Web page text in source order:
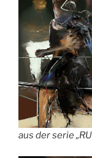
aus der serie